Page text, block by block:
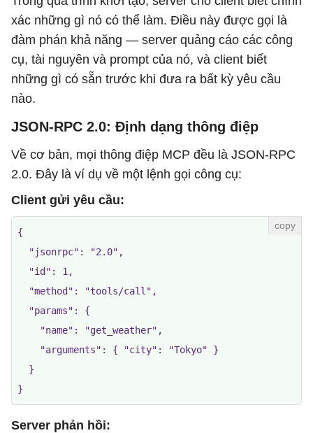
xác những gì nó có thể làm. Điều này được gọi là
đàm phán khả năng — server quảng cáo các công
cụ, tài nguyên và prompt của nó, và client biết
những gì có sẵn trước khi đưa ra bất kỳ yêu cầu
nào.
JSON-RPC 2.0: Định dạng thông điệp
Về cơ bản, mọi thông điệp MCP đều là JSON-RPC
2.0. Đây là ví dụ về một lệnh gọi công cụ:
Client gửi yêu cầu:
{
  "jsonrpc": "2.0",
  "id": 1,
  "method": "tools/call",
  "params": {
    "name": "get_weather",
    "arguments": { "city": "Tokyo" }
  }
Server phản hồi: